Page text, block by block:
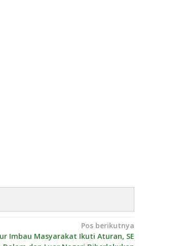
Pos berikutnya
Imbau Masyarakat Ikuti Aturan, SE